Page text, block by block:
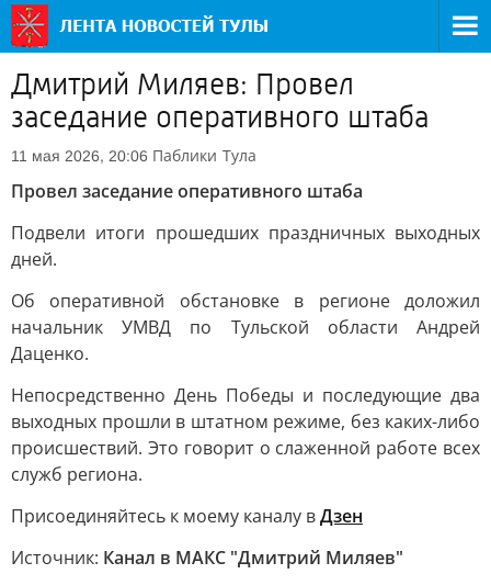
Дмитрий Миляев: Провел
заседание оперативного штаба
11 мая 2026, 20:06 Паблики Тула
Провел заседание оперативного штаба
Подвели итоги прошедших праздничных выходных
дней.
Об оперативной обстановке в регионе доложил
начальник УМВД по Тульской области Андрей
Даценко.
Непосредственно День Победы и последующие два
выходных прошли в штатном режиме, без каких-либо
происшествий. Это говорит о слаженной работе всех
служб региона.
Присоединяйтесь к моему каналу вДзен
Источник: Канал в МАКС "Дмитрий Миляев"